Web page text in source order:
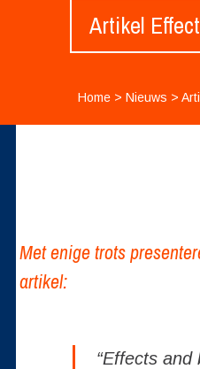
Artikel
Home >Nieuws >
Met enige trots
artikel:
“Effects and